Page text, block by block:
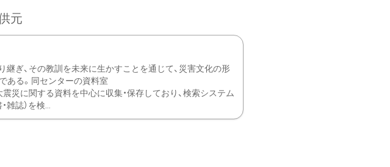
元
継ぎ、その教訓を未来に生かすことを通じて、災害文化の形
ある。同センターの資料室
災に関する資料を中心に収集・保存しており、検索システム
雑誌）を検...